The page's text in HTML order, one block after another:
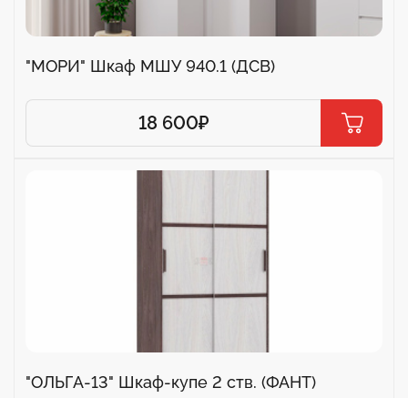
"МОРИ" Шкаф МШУ 940.1 (ДСВ)
18 600₽
"ОЛЬГА-13" Шкаф-купе 2 ств. (ФАНТ)